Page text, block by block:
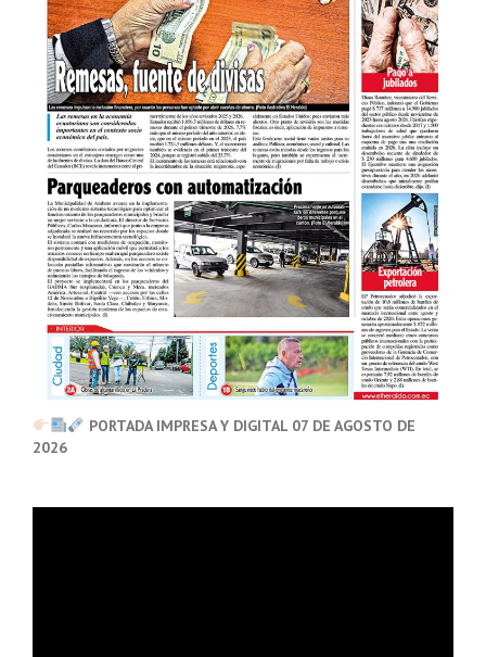
PORTADA IMPRESA Y DIGITAL 07 DE AGOSTO DE
2026